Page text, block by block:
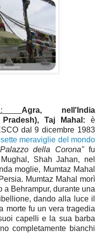
Agra, nell'India
Taj Mahal:è
dal 9 dicembre 1983
sette meraviglie del mondo
della Corona"fu
Shah Jahan, nel
moglie, Mumtaz Mahal
Mumtaz Mahal morì
a Behrampur, durante una
dando alla luce il
morte fu un vera tragedia
capelli e la sua barba
completamente bianchi